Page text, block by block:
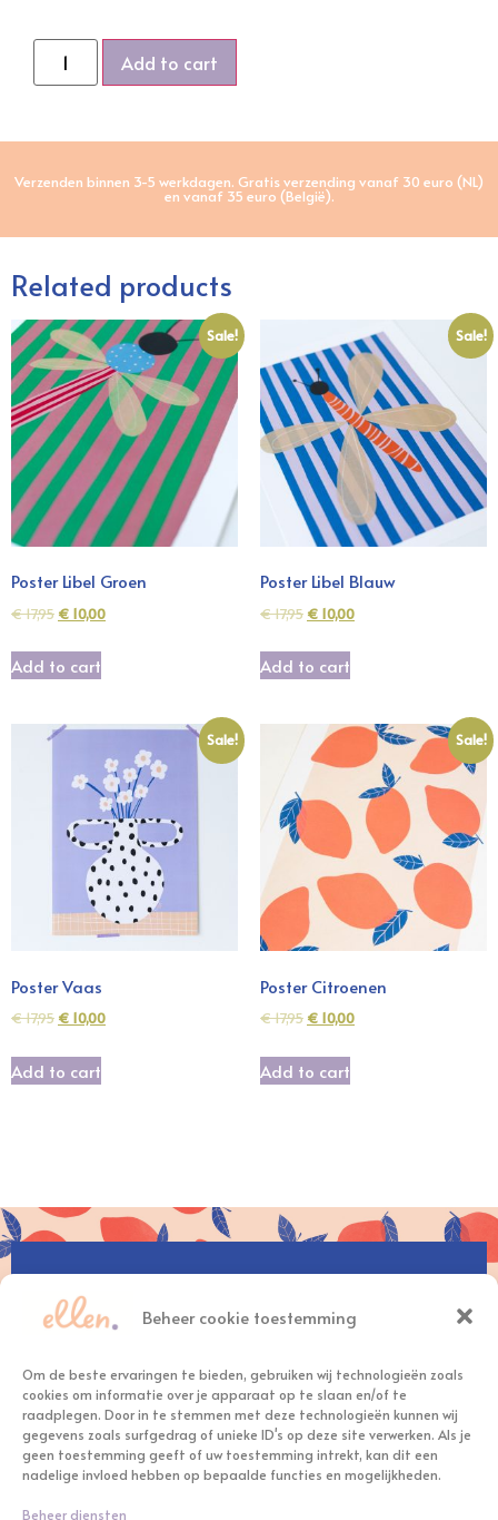
Beheer cookie toestemming
Om de beste ervaringen te bieden, gebruiken wij technologieën zoals
cookies om informatie over je apparaat op te slaan en/of te
raadplegen. Door in te stemmen met deze technologieën kunnen wij
gegevens zoals surfgedrag of unieke ID's op deze site verwerken. Als je
geen toestemming geeft of uw toestemming intrekt, kan dit een
nadelige invloed hebben op bepaalde functies en mogelijkheden.
Beheer diensten
Add to cart
Verzenden binnen 3-5 werkdagen. Gratis verzending vanaf 30 euro (NL)
en vanaf 35 euro (België).
Related products
Sale!
Poster Libel Groen
€17,95 € 10,00
Add to cart
Sale!
Poster Libel Blauw
€17,95 € 10,00
Add to cart
Sale!
Poster Vaas
€17,95 € 10,00
Add to cart
Sale!
Poster Citroenen
€17,95 € 10,00
Add to cart
+31(0)6 – 30 12 99 11